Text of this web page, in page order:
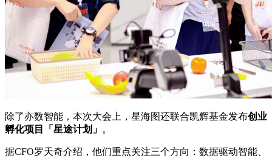
除了亦数智能，本次大会上，星海图还联合凯辉基金发布创业
孵化项目「星途计划」 。
据CFO罗天奇介绍，他们重点关注三个方向：数据驱动智能、